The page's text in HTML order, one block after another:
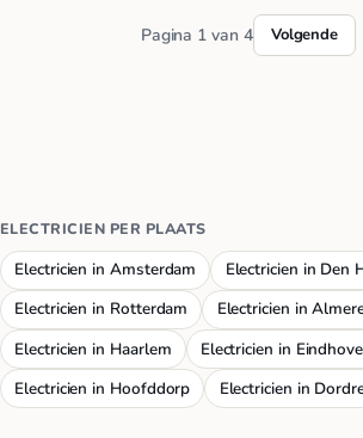
Pagina 1 van 4 Volgende
ELECTRICIEN PER PLAATS
Electricien in Amsterdam
Electricien in Den
Electricien in Rotterdam
Electricien in
Electricien in Haarlem
Electricien in
Electricien in Hoofddorp
Electricien in